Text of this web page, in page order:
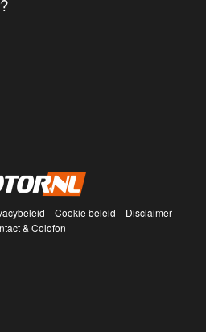
Cookie beleid
Disclaimer
& Colofon